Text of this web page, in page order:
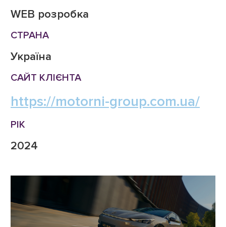
WEB розробка
СТРАНА
Україна
САЙТ КЛІЄНТА
https://motorni-group.com.ua/
РІК
2024